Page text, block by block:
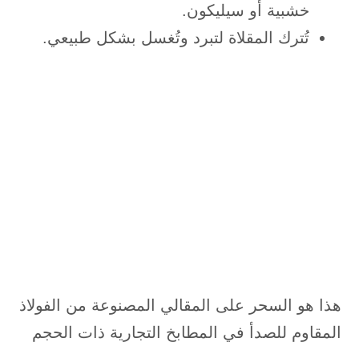
خشبية أو سيليكون.
تُترك المقلاة لتبرد وتُغسل بشكل طبيعي.
هذا هو السحر على المقالي المصنوعة من الفولاذ
المقاوم للصدأ في المطابخ التجارية ذات الحجم